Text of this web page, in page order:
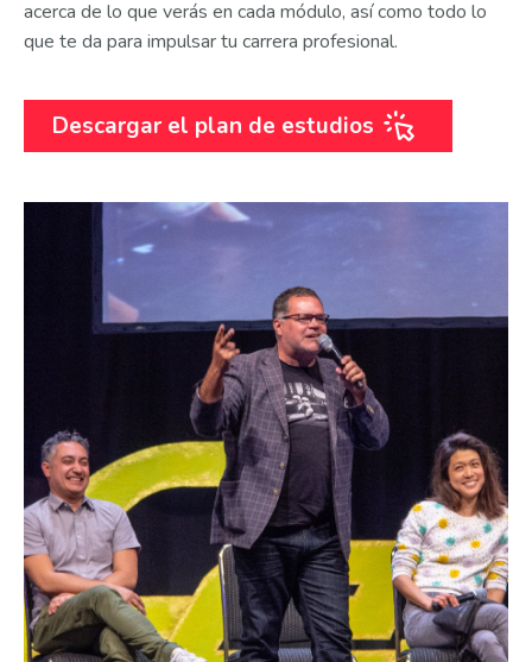
acerca de lo que verás en cada módulo, así como todo lo
que te da para impulsar tu carrera profesional.
Descargar el plan de estudios